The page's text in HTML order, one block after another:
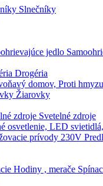
Slnečníky
Drogéria
domov, Proti
Žiarovky
Svetelné zdroje
osvetlenie, LED svietidlá,